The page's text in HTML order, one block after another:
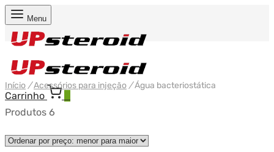
Menu
Carrinho
Início /Acessórios para injeção /Água bacteriostática
Produtos 6